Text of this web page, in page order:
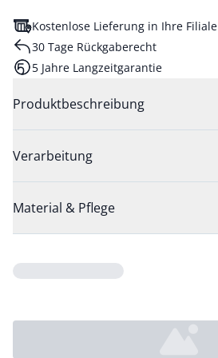
Kostenlose Lieferung in Ihre Filiale
30 Tage Rückgaberecht
5 Jahre Langzeitgarantie
Produktbeschreibung
Verarbeitung
Material & Pflege